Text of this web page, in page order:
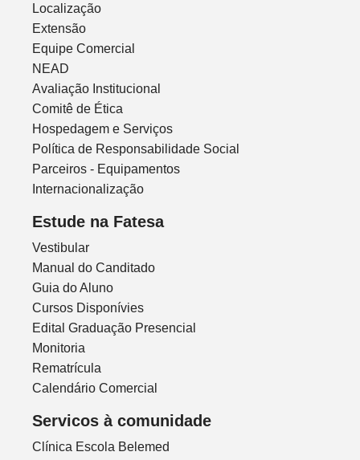
Localização
Extensão
Equipe Comercial
NEAD
Avaliação Institucional
Comitê de Ética
Hospedagem e Serviços
Política de Responsabilidade Social
Parceiros - Equipamentos
Internacionalização
Estude na Fatesa
Vestibular
Manual do Canditado
Guia do Aluno
Cursos Disponívies
Edital Graduação Presencial
Monitoria
Rematrícula
Calendário Comercial
Servicos à comunidade
Clínica Escola Belemed